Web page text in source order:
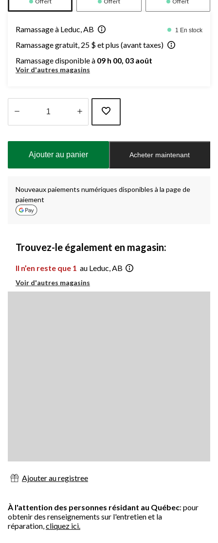
Ramassage à Leduc, AB 1 En stock
Ramassage gratuit, 25 $ et plus (avant taxes)
Ramassage disponible à 09 h 00, 03 août
Voir d'autres magasins
à
Ajouter au panier Acheter maintenant
Nouveaux paiements numériques disponibles à la page de
paiement
Trouvez-le également en magasin:
Il n’en reste que 1 au Leduc, AB
Voir d'autres magasins
Ajouter au registree
À l'attention des personnes résidant au Québec: pour
obtenir des renseignements sur l'entretien et la
réparation,cliquez ici.